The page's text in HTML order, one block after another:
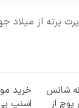
پرته از میلاد
شانس
پوچ از
خرید
اسنپ